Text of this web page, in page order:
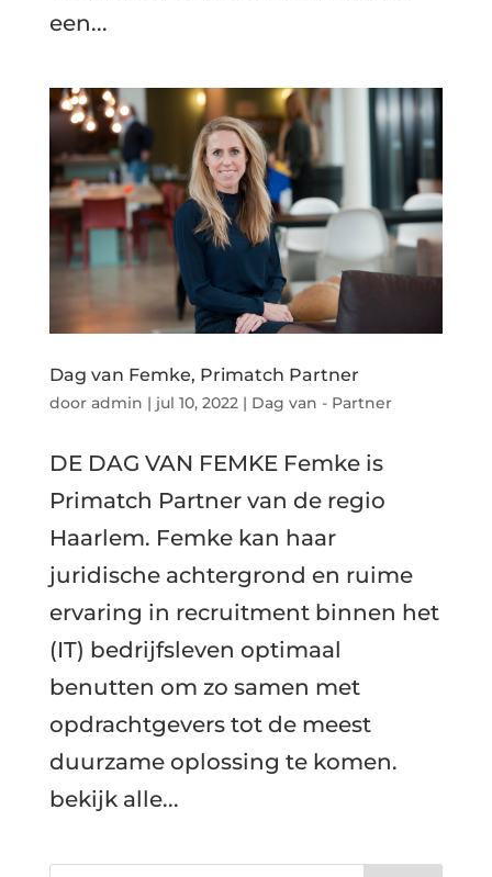
een...
Dag van Femke, Primatch Partner
door admin | jul 10, 2022| Dag van - Partner
DE DAG VAN FEMKE Femke is
Primatch Partner van de regio
Haarlem. Femke kan haar
juridische achtergrond en ruime
ervaring in recruitment binnen het
(IT) bedrijfsleven optimaal
benutten om zo samen met
opdrachtgevers tot de meest
duurzame oplossing te komen.
bekijk alle...